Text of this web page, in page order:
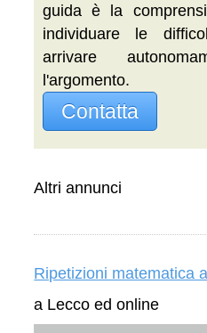
guida è la
individuare le
arrivare
l'argomento.
Contatta
Altri annunci
Ripetizioni matematica
a Lecco ed online